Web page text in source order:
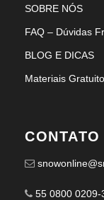
SOBRE NÓS
FAQ – Dúvidas
BLOG E DICAS
Materiais
CONTATO
55 0800 0209-